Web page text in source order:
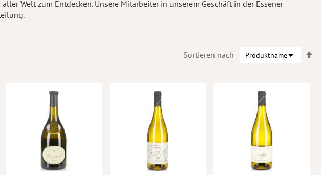
Welt zum Entdecken. Unsere Mitarbeiter in unserem Geschäft in der Essener
Sortieren nach